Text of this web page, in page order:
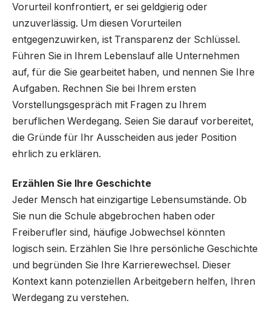
Vorurteil konfrontiert, er sei geldgierig oder
unzuverlässig. Um diesen Vorurteilen
entgegenzuwirken, ist Transparenz der Schlüssel.
Führen Sie in Ihrem Lebenslauf alle Unternehmen
auf, für die Sie gearbeitet haben, und nennen Sie Ihre
Aufgaben. Rechnen Sie bei Ihrem ersten
Vorstellungsgespräch mit Fragen zu Ihrem
beruflichen Werdegang. Seien Sie darauf vorbereitet,
die Gründe für Ihr Ausscheiden aus jeder Position
ehrlich zu erklären.
Erzählen Sie Ihre Geschichte
Jeder Mensch hat einzigartige Lebensumstände. Ob
Sie nun die Schule abgebrochen haben oder
Freiberufler sind, häufige Jobwechsel könnten
logisch sein. Erzählen Sie Ihre persönliche Geschichte
und begründen Sie Ihre Karrierewechsel. Dieser
Kontext kann potenziellen Arbeitgebern helfen, Ihren
Werdegang zu verstehen.